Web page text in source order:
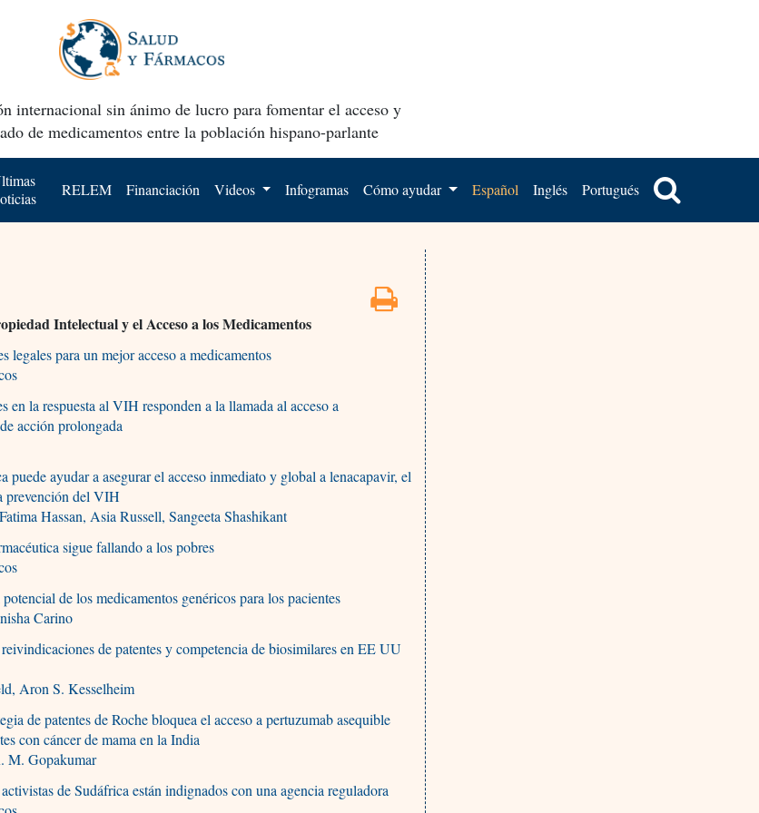
internacional sin ánimo de lucro para fomentar el acceso y
de medicamentos entre la población hispano-parlante
RELEM Financiación Videos Infogramas Cómo ayudar Español Inglés Portugués
Intelectual y el Acceso a los Medicamentos
legales para un mejor acceso a medicamentos
en la respuesta al VIH responden a la llamada al acceso a
acción prolongada
puede ayudar a asegurar el acceso inmediato y global a lenacapavir, el
prevención del VIH
Hassan, Asia Russell, Sangeeta Shashikant
sigue fallando a los pobres
de los medicamentos genéricos para los pacientes
Carino
de patentes y competencia de biosimilares en EE UU
Aron S. Kesselheim
de patentes de Roche bloquea el acceso a pertuzumab asequible
con cáncer de mama en la India
M. Gopakumar
de Sudáfrica están indignados con una agencia reguladora